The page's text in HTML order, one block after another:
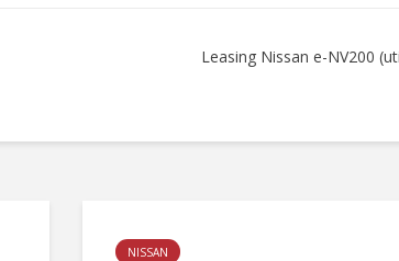
Leasing Nissan e-NV200
NISSAN